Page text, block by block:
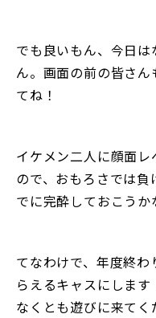
でも良いもん、今日は
ん。画面の前の皆さ
てね！
イケメン二人に顔面
ので、おもろさでは
でに完酔しておこうか
てなわけで、年度終
らえるキャスにしま
なくとも遊びに来てく